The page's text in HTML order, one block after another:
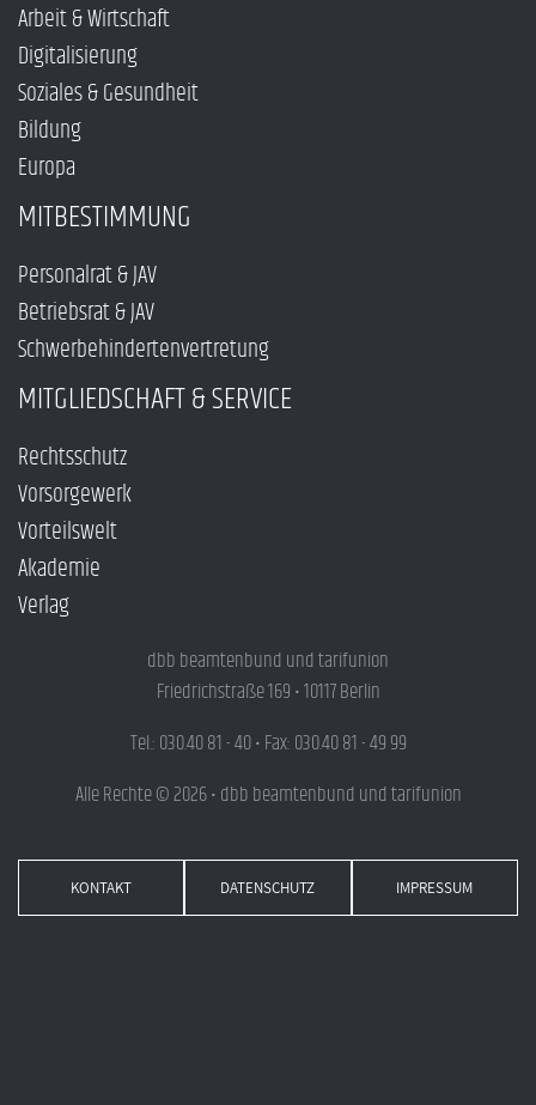
Arbeit & Wirtschaft
Digitalisierung
Soziales & Gesundheit
Bildung
Europa
MITBESTIMMUNG
Personalrat & JAV
Betriebsrat & JAV
Schwerbehindertenvertretung
MITGLIEDSCHAFT & SERVICE
Rechtsschutz
Vorsorgewerk
Vorteilswelt
Akademie
Verlag
dbb beamtenbund und tarifunion
Friedrichstraße 169 • 10117 Berlin
Tel.: 030.40 81 - 40 • Fax: 030.40 81 - 49 99
Alle Rechte © 2026 • dbb beamtenbund und tarifunion
KONTAKT DATENSCHUTZ IMPRESSUM